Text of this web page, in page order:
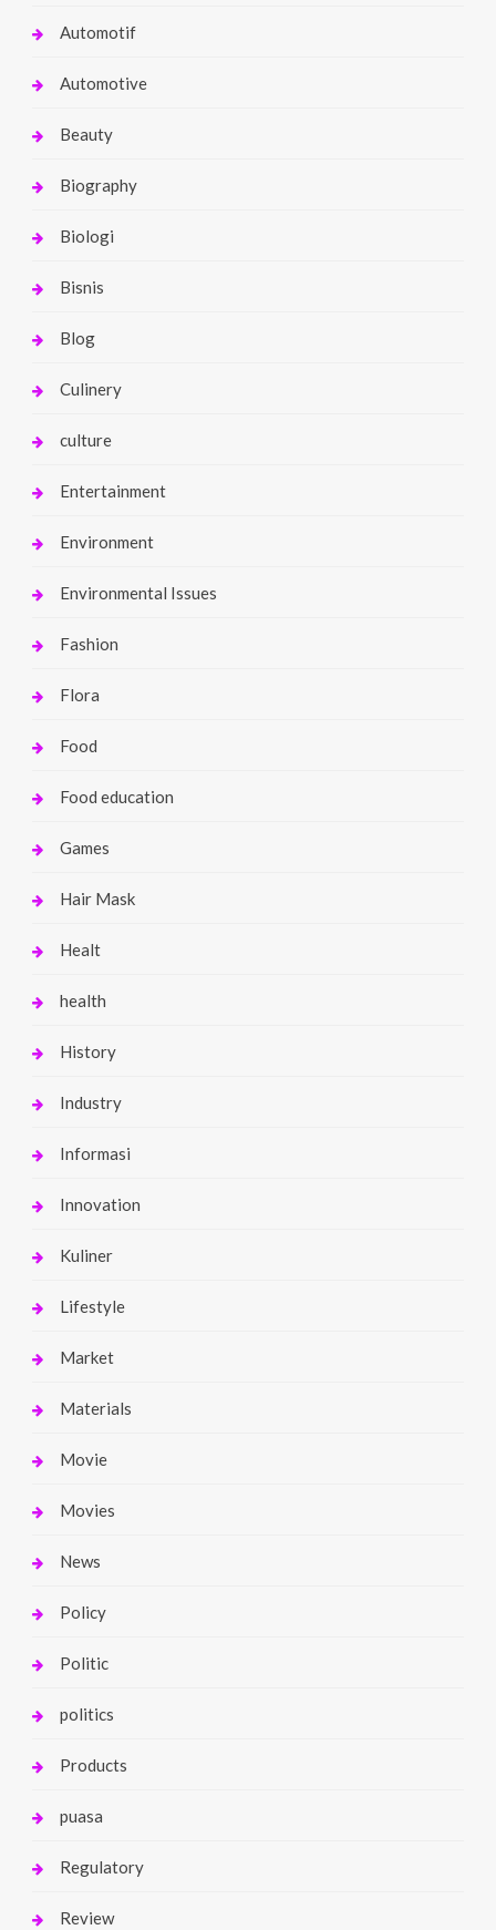
Automotif
Automotive
Beauty
Biography
Biologi
Bisnis
Blog
Culinery
culture
Entertainment
Environment
Environmental Issues
Fashion
Flora
Food
Food education
Games
Hair Mask
Healt
health
History
Industry
Informasi
Innovation
Kuliner
Lifestyle
Market
Materials
Movie
Movies
News
Policy
Politic
politics
Products
puasa
Regulatory
Review